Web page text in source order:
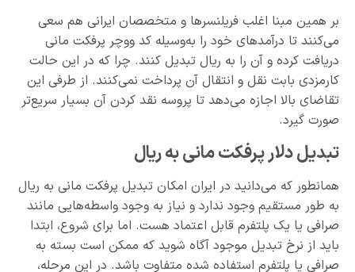
بر همین مبنا اغلب فریلنسرها و متخصصان ایرانی هم سعی
می‌کنند تا درآمدهای خود را به‌وسیله کد ووچر پرفکت مانی
دریافت کرده و آن را به ریال تبدیل کنند. چرا که در این حالت
کارمزدی بابت نقل و انتقال آن پرداخت نمی‌کنند. از طرفی این
تقاضای بالا اجازه می‌دهد تا پروسه نقد کردن آن بسیار سریع‌تر
صورت گیرد.
تبدیل دلار پرفکت مانی به ریال
همانطور که می‌دانید در ایران امکان تبدیل پرفکت مانی به ریال
به طور مستقیم وجود ندارد و نیاز به وجود واسطه‌هایی مانند
صرافی یا یک پلتفرم قابل اعتماد هست. اما برای شروع، ابتدا
باید از نرخ تبدیل موجود آگاه شوید که ممکن است بسته به
صرافی یا پلتفرم استفاده شده متفاوت باشد. در این مرحله،